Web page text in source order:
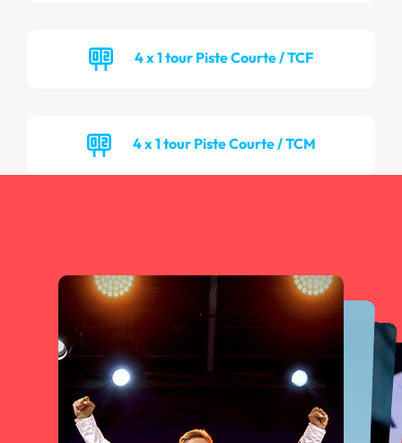
4 x 1 tour Piste Courte / TCF
4 x 1 tour Piste Courte / TCM